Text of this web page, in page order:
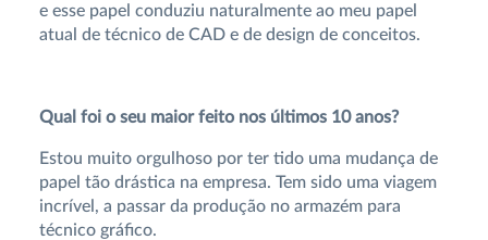
e esse papel conduziu naturalmente ao meu papel
atual de técnico de CAD e de design de conceitos.
Qual foi o seu maior feito nos últimos 10 anos?
Estou muito orgulhoso por ter tido uma mudança de
papel tão drástica na empresa. Tem sido uma viagem
incrível, a passar da produção no armazém para
técnico gráfico.